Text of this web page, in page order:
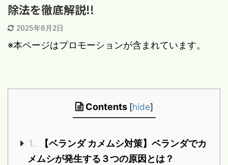
除法を徹底解説!!
2025年6月2日
※本ページはプロモーションが含まれています。
Contents [hide]
1.
【ベランダ カメムシ対策】ベランダでカ
メムシが発生する３つの原因とは？